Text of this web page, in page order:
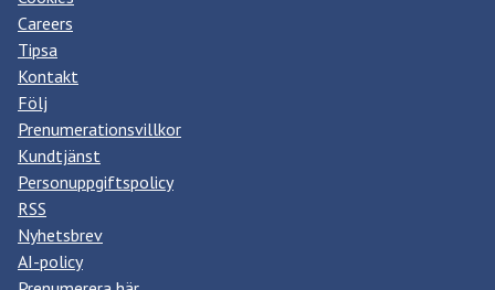
Careers
Tipsa
Kontakt
Följ
Prenumerationsvillkor
Kundtjänst
Personuppgiftspolicy
RSS
Nyhetsbrev
AI-policy